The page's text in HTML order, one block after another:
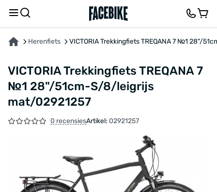
Herenfiets VICTORIA Trekkingfiets TREQANA 7 №1 28"/
VICTORIA Trekkingfiets TREQANA 7
№1 28"/51cm-S/8/leigrijs
mat/02921257
0 recensiesArtikel: 02921257
OVER HET PRODUCT KENMERKENFEEDBACK EN VRAGEN